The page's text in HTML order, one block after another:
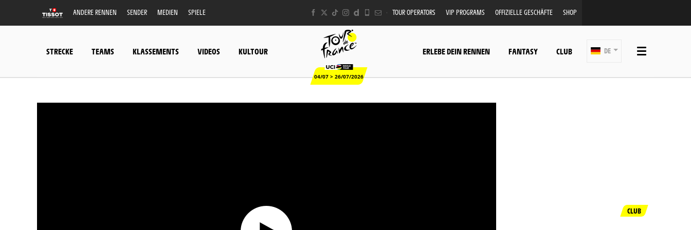
ANDERE RENNEN SENDER MEDIEN SPIELE TOUR OPERATORS VIP PROGRAMS OFFIZIELLE GESCHÄFTE SHOP
STRECKE TEAMS KLASSEMENTS VIDEOS KULTOUR
04/07 > 26/07/2026
ERLEBE DEIN RENNEN FANTASY CLUB DE
CLUB